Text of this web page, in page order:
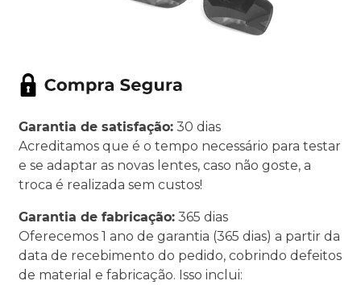
Garantia de satisfação: 30 dias
Acreditamos que é o tempo necessário para testar
e se adaptar as novas lentes, caso não goste, a
troca é realizada sem custos!
Garantia de fabricação: 365 dias
Oferecemos 1 ano de garantia (365 dias) a partir da
data de recebimento do pedido, cobrindo defeitos
de material e fabricação. Isso inclui: